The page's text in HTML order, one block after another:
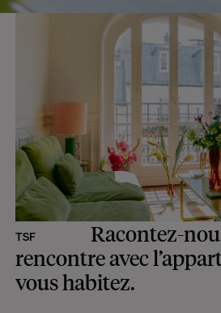
TSF
Racontez-
rencontre avec
vous habitez.